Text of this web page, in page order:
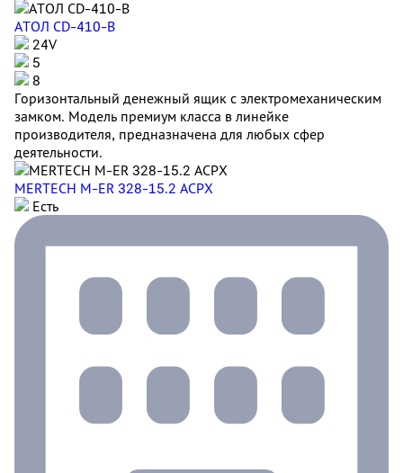
АТОЛ CD-410-В
24V
5
8
Горизонтальный денежный ящик с электромеханическим
замком. Модель премиум класса в линейке
производителя, предназначена для любых сфер
деятельности.
MERTECH M-ER 328-15.2 ACPX
Есть